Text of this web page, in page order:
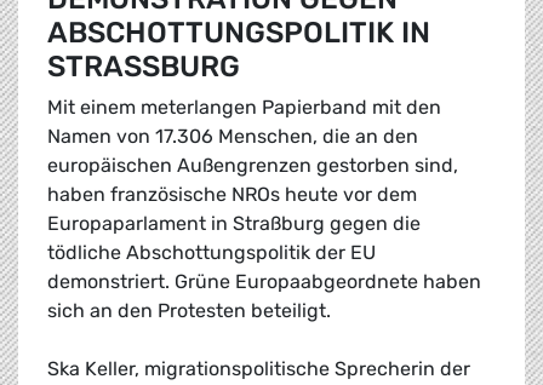
ABSCHOTTUNGSPOLITIK IN
STRASSBURG
Mit einem meterlangen Papierband mit den
Namen von 17.306 Menschen, die an den
europäischen Außengrenzen gestorben sind,
haben französische NROs heute vor dem
Europaparlament in Straßburg gegen die
tödliche Abschottungspolitik der EU
demonstriert. Grüne Europaabgeordnete haben
sich an den Protesten beteiligt.
Ska Keller, migrationspolitische Sprecherin der